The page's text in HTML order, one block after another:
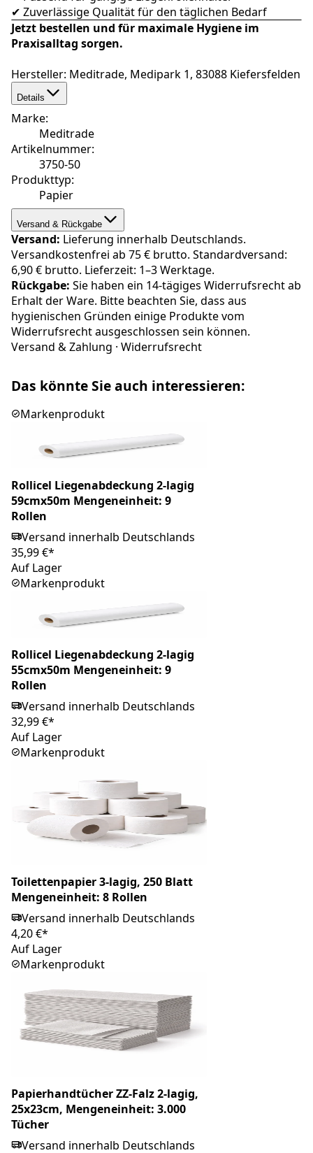
✔ Zuverlässige Qualität für den täglichen Bedarf
Jetzt bestellen und für maximale Hygiene im
Praxisalltag sorgen.
Hersteller: Meditrade, Medipark 1, 83088 Kiefersfelden
Details
Marke:
Meditrade
Artikelnummer:
3750-50
Produkttyp:
Papier
Versand & Rückgabe
Versand: Lieferung innerhalb Deutschlands.
Versandkostenfrei ab 75 € brutto. Standardversand:
6,90 € brutto. Lieferzeit: 1–3 Werktage.
Rückgabe: Sie haben ein 14-tägiges Widerrufsrecht ab
Erhalt der Ware. Bitte beachten Sie, dass aus
hygienischen Gründen einige Produkte vom
Widerrufsrecht ausgeschlossen sein können.
Versand & Zahlung · Widerrufsrecht
Das könnte Sie auch interessieren:
Markenprodukt
Rollicel Liegenabdeckung 2-lagig
59cmx50m Mengeneinheit: 9
Rollen
Versand innerhalb Deutschlands
35,99 €*
Auf Lager
Markenprodukt
Rollicel Liegenabdeckung 2-lagig
55cmx50m Mengeneinheit: 9
Rollen
Versand innerhalb Deutschlands
32,99 €*
Auf Lager
Markenprodukt
Toilettenpapier 3-lagig, 250 Blatt
Mengeneinheit: 8 Rollen
Versand innerhalb Deutschlands
4,20 €*
Auf Lager
Markenprodukt
Papierhandtücher ZZ-Falz 2-lagig,
25x23cm, Mengeneinheit: 3.000
Tücher
Versand innerhalb Deutschlands